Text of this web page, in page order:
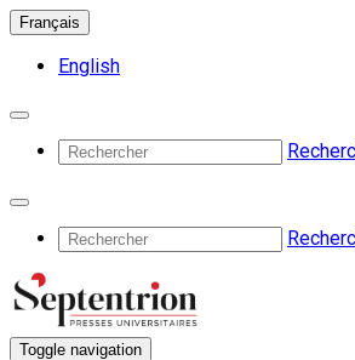
Français
English
Toggle navigation